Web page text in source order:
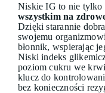
Niskie IG to nie tylko
wszystkim na
Dzięki starannie
swojemu
błonnik, wspierając
Niski indeks
poziom cukru we
klucz do
bez konieczności